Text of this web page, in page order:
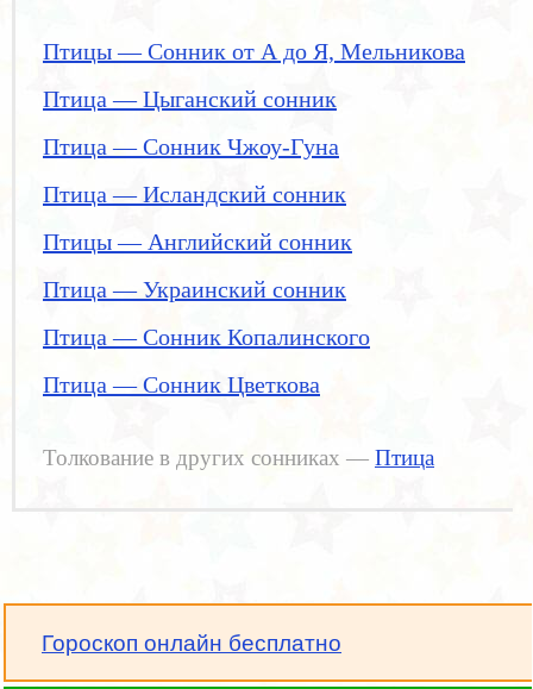
Птицы — Сонник от А до Я, Мельникова
Птица — Цыганский сонник
Птица — Сонник Чжоу-Гуна
Птица — Исландский сонник
Птицы — Английский сонник
Птица — Украинский сонник
Птица — Сонник Копалинского
Птица — Сонник Цветкова
Толкование в других сонниках — Птица
Гороскоп онлайн бесплатно